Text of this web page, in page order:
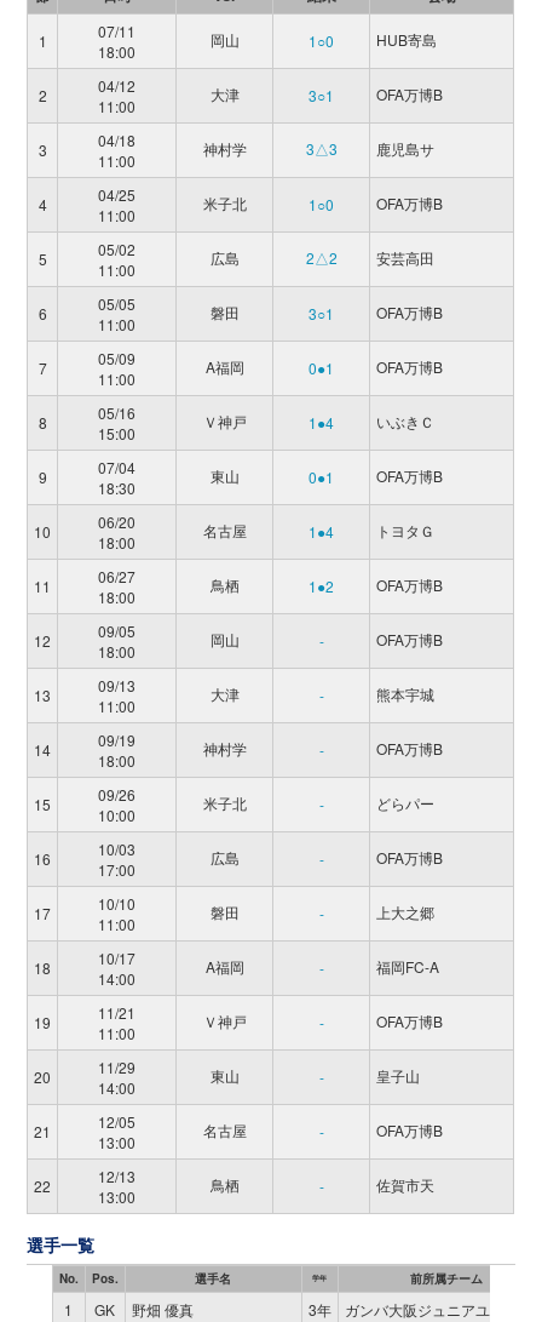
1
07/11
18:00
岡山 1○0 HUB寄島
2
04/12
11:00
大津 3○1 OFA万博B
3
04/18
11:00
神村学 3△3 鹿児島サ
4
04/25
11:00
米子北 1○0 OFA万博B
5
05/02
11:00
広島 2△2 安芸高田
6
05/05
11:00
磐田 3○1 OFA万博B
7
05/09
11:00
A福岡 0●1 OFA万博B
8
05/16
15:00
Ｖ神戸 1●4 いぶきＣ
9
07/04
18:30
東山 0●1 OFA万博B
10
06/20
18:00
名古屋 1●4 トヨタＧ
11
06/27
18:00
鳥栖 1●2 OFA万博B
12
09/05
18:00
岡山 - OFA万博B
13
09/13
11:00
大津 - 熊本宇城
14
09/19
18:00
神村学 - OFA万博B
15
09/26
10:00
米子北 - どらパー
16
10/03
17:00
広島 - OFA万博B
17
10/10
11:00
磐田 - 上大之郷
18
10/17
14:00
A福岡 - 福岡FC-A
19
11/21
11:00
Ｖ神戸 - OFA万博B
20
11/29
14:00
東山 - 皇子山
21
12/05
13:00
名古屋 - OFA万博B
22
12/13
13:00
鳥栖 - 佐賀市天
選手一覧
No. Pos. 選手名 学年 前所属チーム
1 GK 野畑 優真 3年 ガンバ大阪ジュニアユース